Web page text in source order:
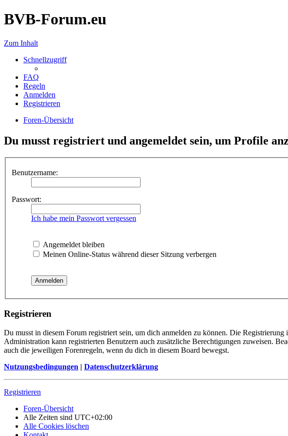
BVB-Forum.eu
Zum Inhalt
Schnellzugriff
FAQ
Regeln
Anmelden
Registrieren
Foren-Übersicht
Du musst registriert und angemeldet sein, um Profile
Benutzername:
Passwort:
Ich habe mein Passwort vergessen
Angemeldet bleiben
Meinen Online-Status während dieser Sitzung verbergen
Registrieren
Du musst in diesem Forum registriert sein, um dich anmelden zu können. Die
Administration kann registrierten Benutzern auch zusätzliche Berechtigungen zuweisen.
auch die jeweiligen Forenregeln, wenn du dich in diesem Board bewegst.
Nutzungsbedingungen | Datenschutzerklärung
Registrieren
Foren-Übersicht
Alle Zeiten sind UTC+02:00
Alle Cookies löschen